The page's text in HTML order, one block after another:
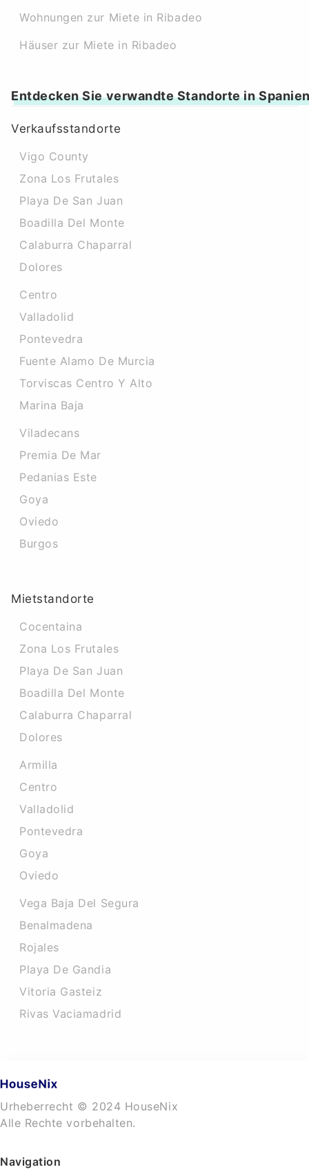
Wohnungen zur Miete in Ribadeo
Häuser zur Miete in Ribadeo
Entdecken Sie verwandte Standorte in
Verkaufsstandorte
Vigo County
Zona Los Frutales
Playa De San Juan
Boadilla Del Monte
Calaburra Chaparral
Dolores
Centro
Valladolid
Pontevedra
Fuente Alamo De Murcia
Torviscas Centro Y Alto
Marina Baja
Viladecans
Premia De Mar
Pedanias Este
Goya
Oviedo
Burgos
Mietstandorte
Cocentaina
Zona Los Frutales
Playa De San Juan
Boadilla Del Monte
Calaburra Chaparral
Dolores
Armilla
Centro
Valladolid
Pontevedra
Goya
Oviedo
Vega Baja Del Segura
Benalmadena
Rojales
Playa De Gandia
Vitoria Gasteiz
Rivas Vaciamadrid
Urheberrecht © 2024 HouseNix
Alle Rechte vorbehalten.
Navigation